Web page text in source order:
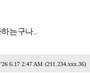
는구나..
'26.6.17 2:47 AM (211.234.xxx.36)